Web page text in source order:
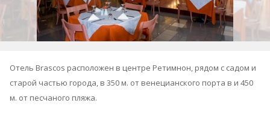
Отель Brascos расположен в центре Ретимнон, рядом с садом и
старой частью города, в 350 м. от венецианского порта в и 450
м. от песчаного пляжа.